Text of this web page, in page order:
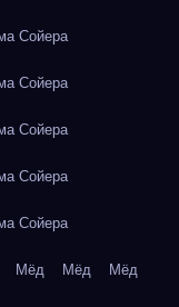
Сойера
Сойера
Сойера
Сойера
Сойера
Мёд Мёд Мёд